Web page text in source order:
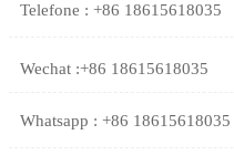
Telefone : +86 18615618035
Wechat :+86 18615618035
Whatsapp : +86 18615618035